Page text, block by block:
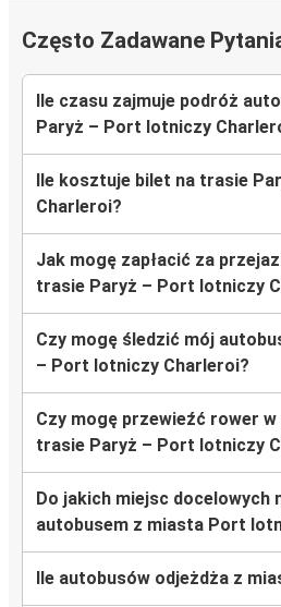
Często Zadawane
Ile czasu zajmuje podróż
Paryż – Port lotniczy
Ile kosztuje bilet na trasie
Charleroi?
Jak mogę zapłacić za
trasie Paryż – Port lotniczy
Czy mogę śledzić mój
– Port lotniczy Charleroi?
Czy mogę przewieźć rower
trasie Paryż – Port lotniczy
Do jakich miejsc docelowych
autobusem z miasta Port
Ile autobusów odjeżdża z